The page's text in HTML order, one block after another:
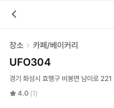
장소 카페/베이커리
UFO304
경기 화성시 효행구 비봉면 남이로 221
4.0 (1)